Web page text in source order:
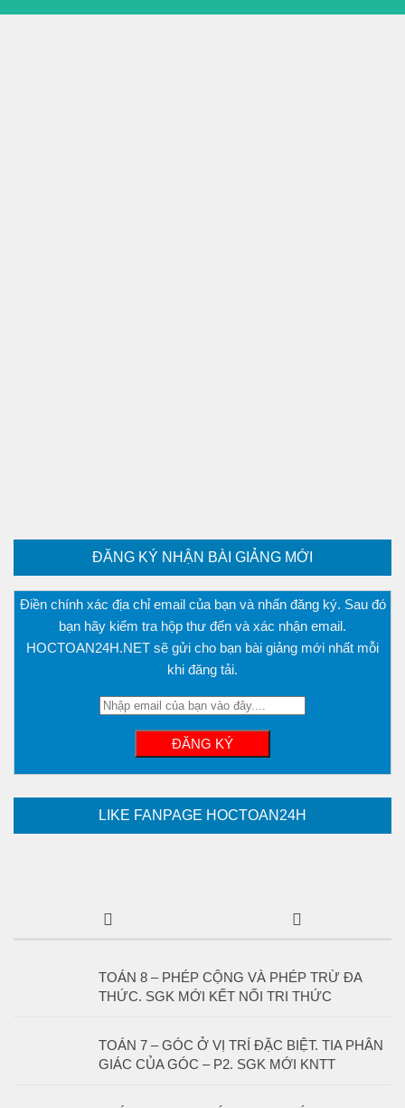
Số phức
ĐĂNG KÝ NHẬN BÀI GIẢNG MỚI
Điền chính xác địa chỉ email của bạn và nhấn đăng ký. Sau đó
bạn hãy kiểm tra hộp thư đến và xác nhận email.
HOCTOAN24H.NET sẽ gửi cho bạn bài giảng mới nhất mỗi
khi đăng tải.
LIKE FANPAGE HOCTOAN24H
TOÁN 8 – PHÉP CỘNG VÀ PHÉP TRỪ ĐA
THỨC. SGK MỚI KẾT NỐI TRI THỨC
TOÁN 7 – GÓC Ở VỊ TRÍ ĐẶC BIỆT. TIA PHÂN
GIÁC CỦA GÓC – P2. SGK MỚI KNTT